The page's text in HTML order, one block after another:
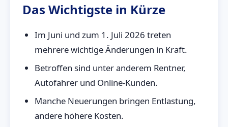
Das Wichtigste in Kürze
Im Juni und zum 1. Juli 2026 treten
mehrere wichtige Änderungen in Kraft.
Betroffen sind unter anderem Rentner,
Autofahrer und Online-Kunden.
Manche Neuerungen bringen Entlastung,
andere höhere Kosten.